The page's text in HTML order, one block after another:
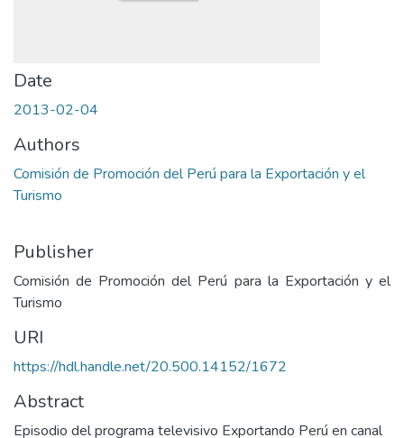
Date
2013-02-04
Authors
Comisión de Promoción del Perú para la Exportación y el
Turismo
Publisher
Comisión de Promoción del Perú para la Exportación y el
Turismo
URI
https://hdl.handle.net/20.500.14152/1672
Abstract
Episodio del programa televisivo Exportando Perú en canal